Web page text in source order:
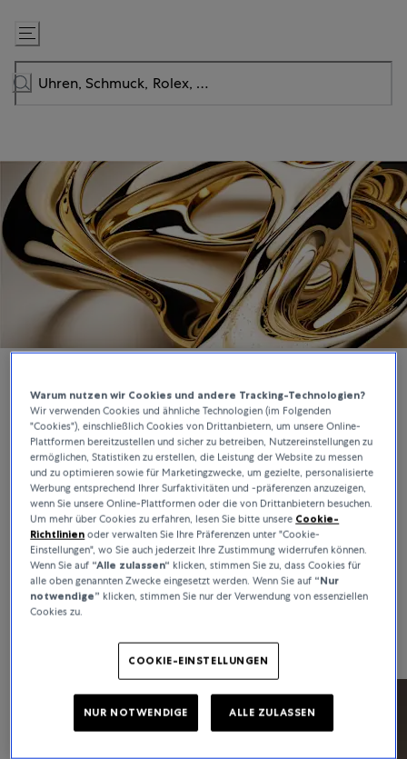
Zum
Inhalt
springen
VISIONÄRE, DIE ZEITGENÖSSISCHES SCHMUCKDESIGN PRÄGEN
Icons of Craft
Icons of Craft ist eine Plattform, die unverwechselbare
Designsprachen der modernen Schmuckkunst ins Rampenlicht
rückt. Hier präsentieren wir Designer wie Annoushka, Fernando
Jorge, Spinelli Kilcollin und Suzanne Kalan die neue Massstäbe
setzen – Visionäre, die fundiertes technisches Know-how mit
kreativer Raffinesse verbinden. Entdecken Sie eine kuratierte
Auswahl, die für unabhängiges Design steht, geprägt von
Charakter, Intention und meisterhafter Ausführung.
Warum nutzen wir Cookies und andere Tracking-Technologien?
Wir verwenden Cookies und ähnliche Technologien (im Folgenden
"Cookies"), einschließlich Cookies von Drittanbietern, um unsere Online-
Plattformen bereitzustellen und sicher zu betreiben, Nutzereinstellungen zu
ermöglichen, Statistiken zu erstellen, die Leistung der Website zu messen
und zu optimieren sowie für Marketingzwecke, um gezielte, personalisierte
Werbung entsprechend Ihrer Surfaktivitäten und -präferenzen anzuzeigen,
wenn Sie unsere Online-Plattformen oder die von Drittanbietern besuchen.
Um mehr über Cookies zu erfahren, lesen Sie bitte unsere Cookie-
Richtlinien oder verwalten Sie Ihre Präferenzen unter "Cookie-
Einstellungen", wo Sie auch jederzeit Ihre Zustimmung widerrufen können.
Wenn Sie auf “Alle zulassen“ klicken, stimmen Sie zu, dass Cookies für
alle oben genannten Zwecke eingesetzt werden. Wenn Sie auf “Nur
notwendige” klicken, stimmen Sie nur der Verwendung von essenziellen
Cookies zu.
COOKIE-EINSTELLUNGEN
NUR NOTWENDIGE ALLE ZULASSEN